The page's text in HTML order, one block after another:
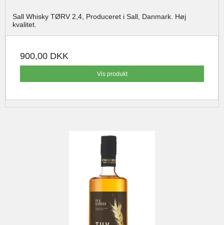
Sall Whisky TØRV 2,4, Produceret i Sall, Danmark. Høj
kvalitet.
900,00 DKK
Vis produkt